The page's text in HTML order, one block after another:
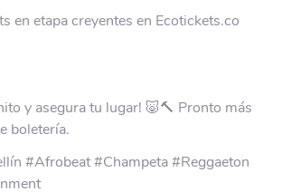
en etapa creyentes en Ecotickets.co
y asegura tu lugar! 🐷🔨 Pronto más
boletería.
#Afrobeat #Champeta #Reggaeton